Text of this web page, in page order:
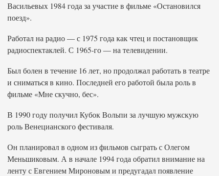
Васильевых 1984 года за участие в фильме «Остановился
поезд».
Работал на радио — с 1975 года как чтец и постановщик
радиоспектаклей. С 1965-го — на телевидении.
Был болен в течение 16 лет, но продолжал работать в театре
и сниматься в кино. Последней его работой была роль в
фильме «Мне скучно, бес».
В 1990 году получил Кубок Вольпи за лучшую мужскую
роль Венецианского фестиваля.
Он планировал в одном из фильмов сыграть с Олегом
Меньшиковым. А в начале 1994 года обратил внимание на
ленту с Евгением Мироновым и предугадал появление